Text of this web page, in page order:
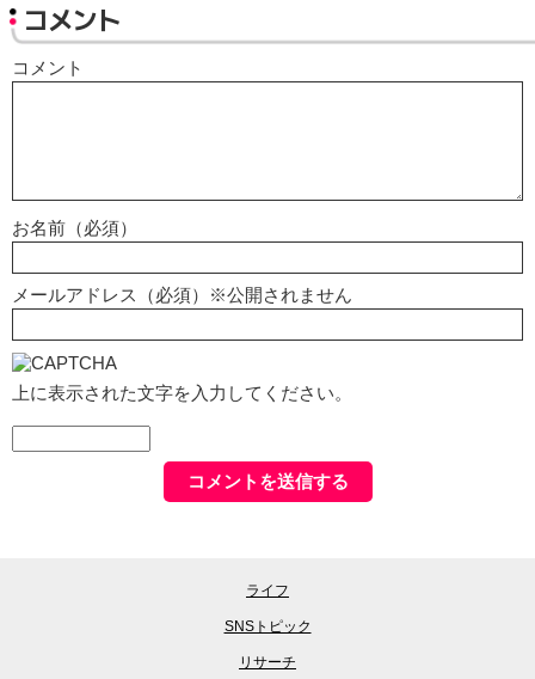
コメント
コメント
お名前（必須）
メールアドレス（必須）※公開されません
上に表示された文字を入力してください。
ライフ
SNSトピック
リサーチ